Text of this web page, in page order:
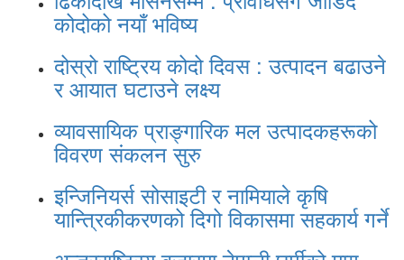
कोदोको नयाँ भविष्य
दोस्रो राष्ट्रिय कोदो दिवस : उत्पादन बढाउने
र आयात घटाउने लक्ष्य
व्यावसायिक प्राङ्गारिक मल उत्पादकहरूको
विवरण संकलन सुरु
इन्जिनियर्स सोसाइटी र नामियाले कृषि
यान्त्रिकीकरणको दिगो विकासमा सहकार्य गर्ने